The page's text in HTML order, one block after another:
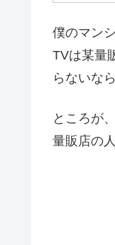
僕のマン
TVは某量
らないな
ところが
量販店の